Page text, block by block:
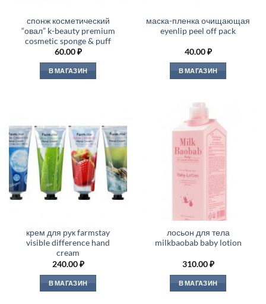
спонж косметический
“овал” k-beauty premium
cosmetic sponge & puff
60.00₽
В МАГАЗИН
маска-пленка очищающая
eyenlip peel off pack
40.00₽
В МАГАЗИН
крем для рук farmstay
visible difference hand
cream
240.00₽
В МАГАЗИН
лосьон для тела
milkbaobab baby lotion
310.00₽
В МАГАЗИН